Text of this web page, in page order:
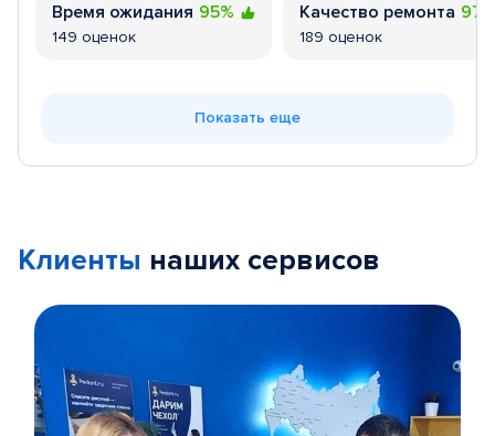
Время ожидания 95%
149 оценок
Качество ремонта
189 оценок
Показать еще
Клиенты наших сервисов